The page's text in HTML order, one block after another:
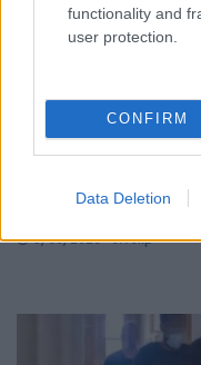
functionality and
user protection.
CONFIRM
Data Deletion
38°C η
5/08/2026 - 8:10πμ